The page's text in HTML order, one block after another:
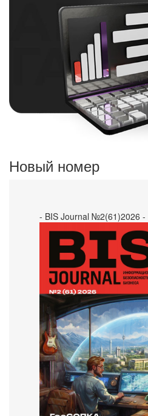
Новый номер
- BIS Journal №2(61)2026 -